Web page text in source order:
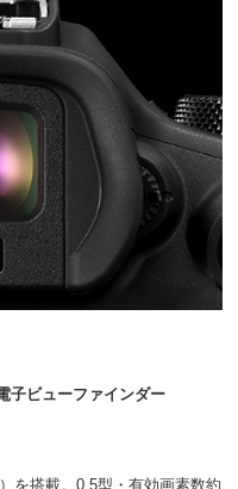
子ビューファインダー
を搭載。0.5型・有効画素数約